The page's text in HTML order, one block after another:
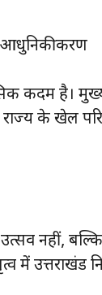
आधुनिकीकरण
कदम है।
के खेल
नहीं, बल्कि